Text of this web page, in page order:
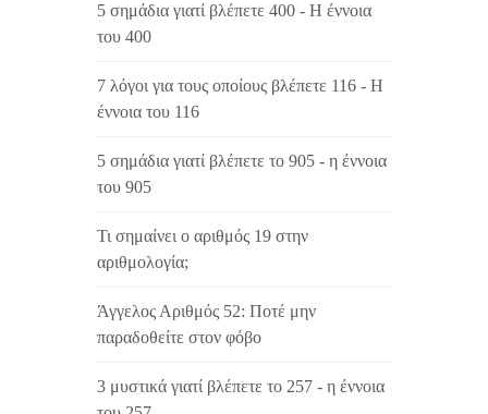
5 σημάδια γιατί βλέπετε 400 - Η έννοια
του 400
7 λόγοι για τους οποίους βλέπετε 116 - Η
έννοια του 116
5 σημάδια γιατί βλέπετε το 905 - η έννοια
του 905
Τι σημαίνει ο αριθμός 19 στην
αριθμολογία;
Άγγελος Αριθμός 52: Ποτέ μην
παραδοθείτε στον φόβο
3 μυστικά γιατί βλέπετε το 257 - η έννοια